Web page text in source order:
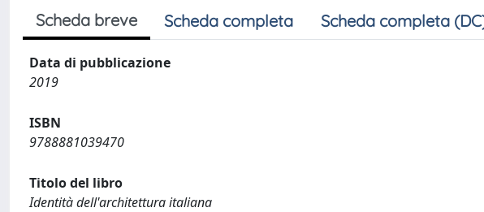
Scheda breve Scheda completa Scheda completa
Data di pubblicazione
2019
ISBN
9788881039470
Titolo del libro
Identità dell'architettura italiana